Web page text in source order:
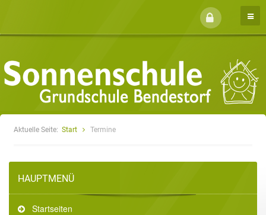
Aktuelle Seite: Start Termine
HAUPTMENÜ
Startseiten